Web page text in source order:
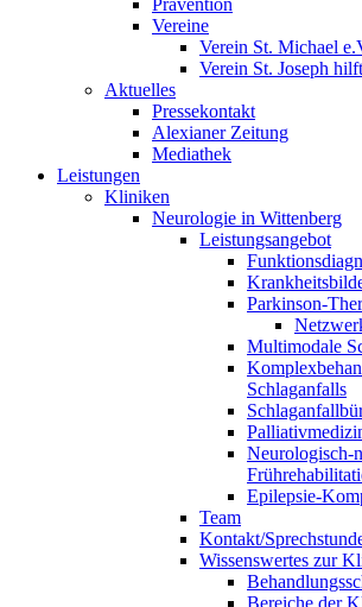
Prävention
Vereine
Verein St. Michael
Verein St. Joseph
Aktuelles
Pressekontakt
Alexianer Zeitung
Mediathek
Leistungen
Kliniken
Neurologie in Wittenberg
Leistungsangebot
Parkinson-
Multimodale
Schlaganfalls
Neurologisch-
Epilepsie-
Team
Kontakt/
Wissenswertes zur
Bereiche der